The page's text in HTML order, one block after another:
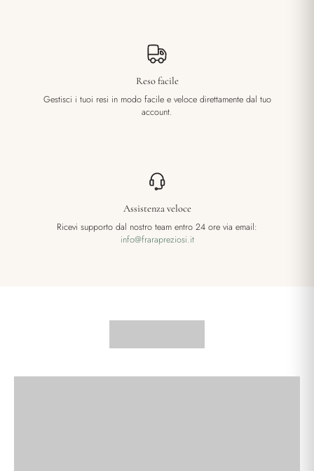
Reso facile
Gestisci i tuoi resi in modo facile e veloce direttamente dal tuo
account.
Assistenza veloce
Ricevi supporto dal nostro team entro 24 ore via email:
info@frarapreziosi.it